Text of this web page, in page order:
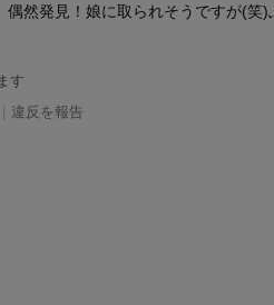
然発見！娘に取られそうですが(笑)
す
| 違反を報告